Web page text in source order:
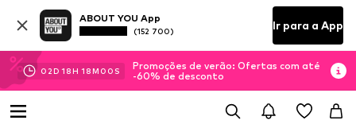
ABOUT YOU App
(152 700) Ir para a App
02D 18H 17M 59S
Promoções de verão: Ofertas com até
-60% de desconto